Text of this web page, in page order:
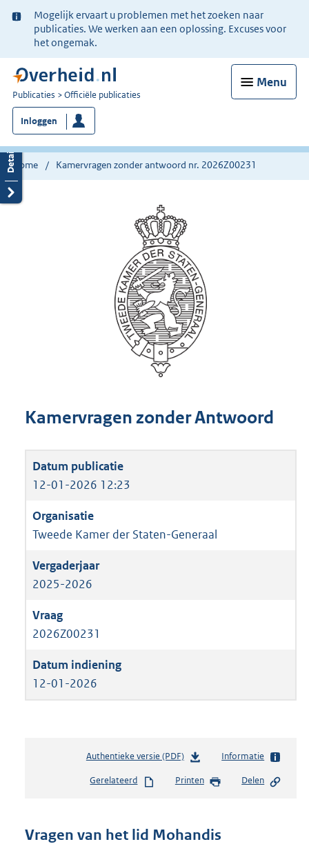
Ter
informatie:
Mogelijk ervaart u problemen met het zoeken naar
publicaties. We werken aan een oplossing. Excuses voor
het ongemak.
Menu
U
bent
nu
hier:
Publicaties Officiële publicaties
Inloggen
Home Kamervragen zonder antwoord nr. 2026Z00231
Kamervragen zonder Antwoord
12-01-2026 12:23
Tweede Kamer der Staten-Generaal
2025-2026
2026Z00231
12-01-2026
Authentieke versie (PDF)b
s
Informatie
Gerelateerd Printen Delen
Vragen van het lid Mohandis